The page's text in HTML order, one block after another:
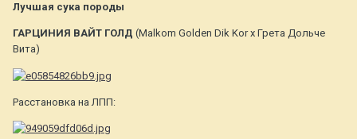
Лучшая сука породы
ГАРЦИНИЯ ВАЙТ ГОЛД (Malkom Golden Dik Kor х Грета Дольче
Вита)
Расстановка на ЛПП: